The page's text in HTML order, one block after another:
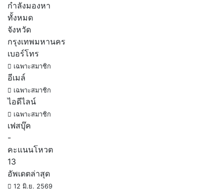
กำลังมองหา
ทั้งหมด
จังหวัด
กรุงเทพมหานคร
เบอร์โทร
เฉพาะสมาชิก
อีเมล์
เฉพาะสมาชิก
ไอดีไลน์
เฉพาะสมาชิก
เฟสบุ๊ค
-
คะแนนโหวต
13
อัพเดตล่าสุด
12 มิ.ย. 2569